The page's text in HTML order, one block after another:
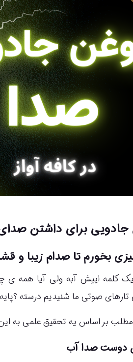
جادویی برای داشتن
بخورم تا صدام زیبا و
کلمه اییش آبه ولی آیا همه ی
تارهای صوتی ما شنیدیم درسته
بر اساس یه تحقیق علمی به
دوست صدا آب